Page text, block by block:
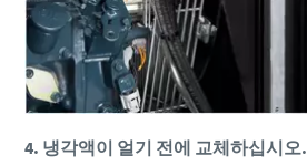
4. 냉각액이 얼기 전에 교체하십시오.